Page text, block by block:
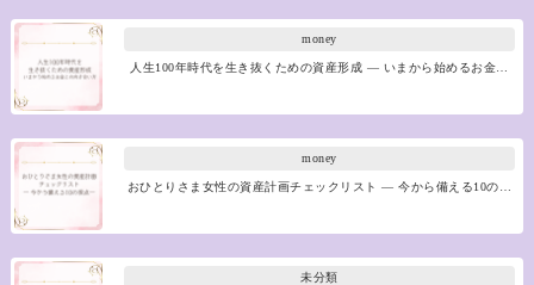
money
人生100年時代を生き抜くための資産形成 ― いまから始めるお金…
money
おひとりさま女性の資産計画チェックリスト ― 今から備える10の…
未分類